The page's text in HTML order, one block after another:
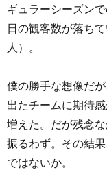
ギュラーシーズン
日の観客数が落ち
人）。
僕の勝手な想像だ
出たチームに期待
増えた。だが残念
振るわず。その結
ではないか。